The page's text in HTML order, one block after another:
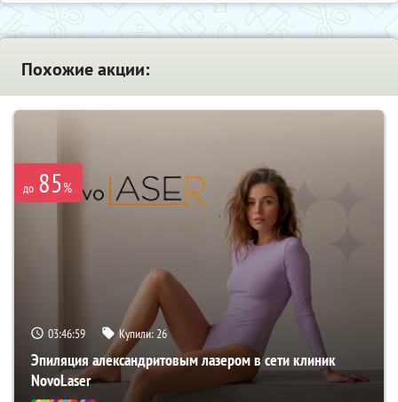
Похожие акции:
до 85%
03:46:58 Купили:26
Эпиляция александритовым лазером в сети клиник
NovoLaser